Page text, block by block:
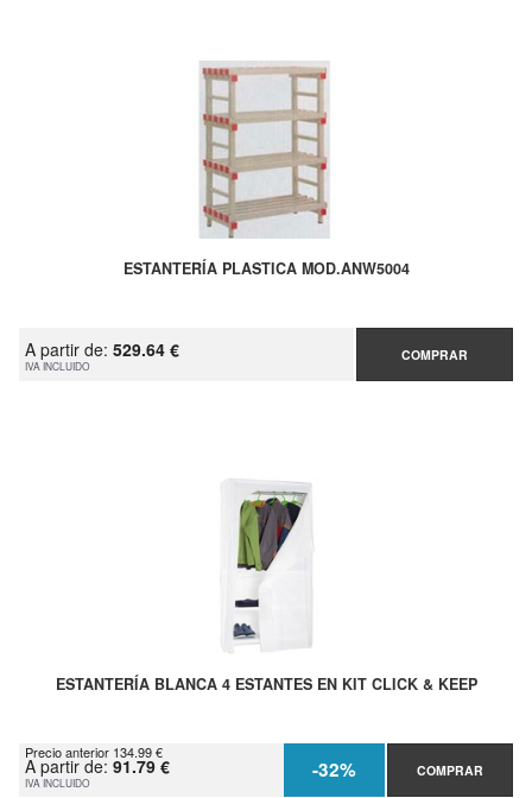
ESTANTERÍA PLASTICA MOD.ANW5004
A partir de: 529.64 €
IVA INCLUIDO
COMPRAR
ESTANTERÍA BLANCA 4 ESTANTES EN KIT CLICK & KEEP
Precio anterior 134.99 €
A partir de: 91.79 €
IVA INCLUIDO -32% COMPRAR